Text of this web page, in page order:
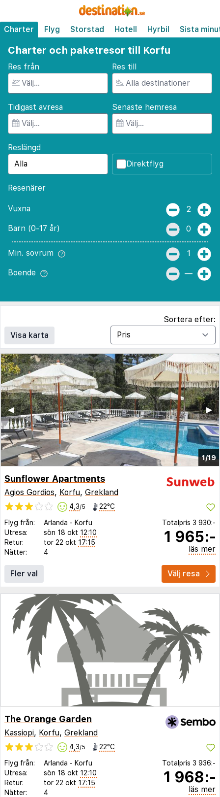
Charter Flyg Storstad Hotell Hyrbil Sista
Charter och paketresor till Korfu
Res från Res till
Tidigast avresa Senaste hemresa
Reslängd
Direktflyg
Resenärer
Vuxna 2
Barn (0-17 år) 0
Min. sovrum 1
Boende —
Visa karta
Sortera efter:
1/19
▶︎
◀︎
Sunflower Apartments
Agios Gordios, Korfu, Grekland
4,3/5 22°C
Flyg från: Arlanda - Korfu
Utresa:
sön 18 okt 12:10
Retur:
tor 22 okt 17:15
Nätter:
4
Totalpris 3 930:-
1 965:-
läs mer
Fler val Välj resa
The Orange Garden
Kassiopi, Korfu, Grekland
4,3/5 22°C
Flyg från: Arlanda - Korfu
Utresa:
sön 18 okt 12:10
Retur:
tor 22 okt 17:15
Nätter:
4
Totalpris 3 936:-
1 968:-
läs mer